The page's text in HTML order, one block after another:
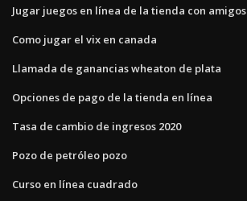
Jugar juegos en línea de la tienda con amigos
Como jugar el vix en canada
Llamada de ganancias wheaton de plata
Opciones de pago de la tienda en línea
Tasa de cambio de ingresos 2020
Pozo de petróleo pozo
Curso en línea cuadrado